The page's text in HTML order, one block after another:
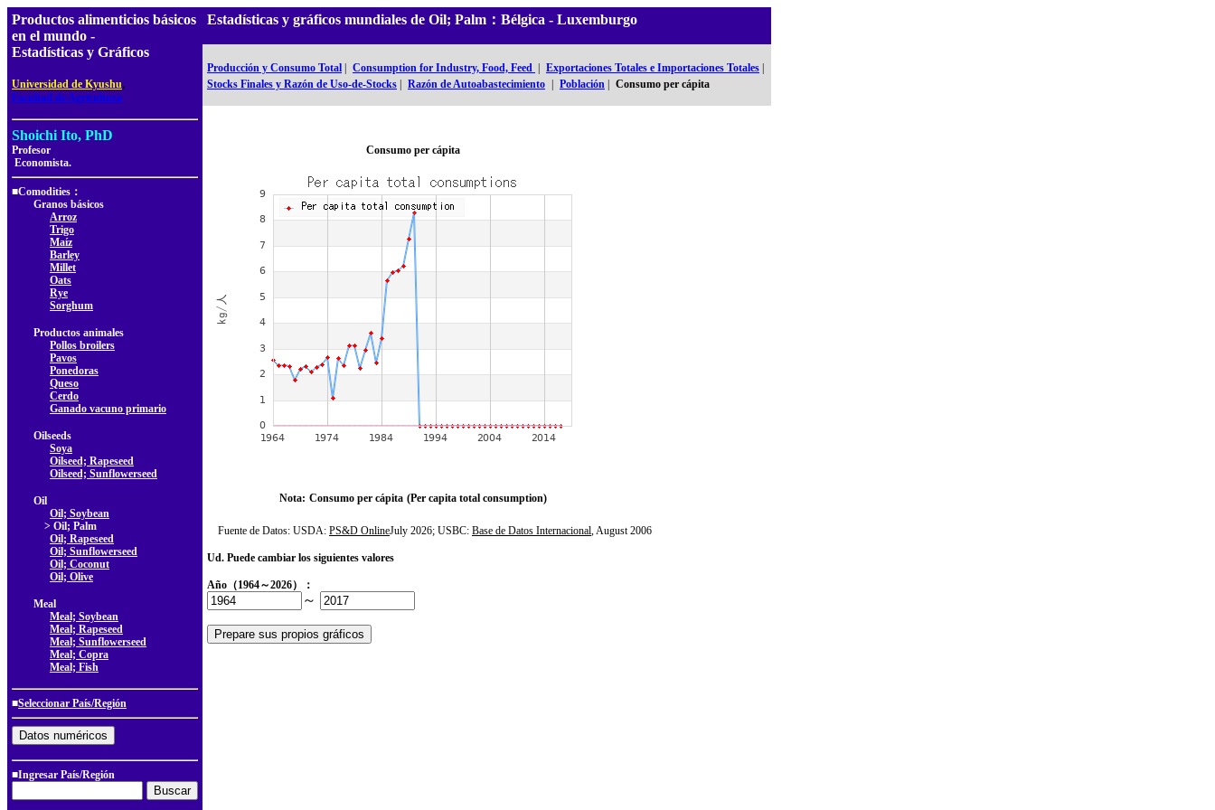
Productos alimenticios básicos
en el mundo -
Estadísticas y Gráficos
Universidad de Kyushu,
Facultad de Agricultura
Shoichi Ito, PhD
Profesor
Economista.
■Comodities：
Granos básicos
Arroz
Trigo
Maíz
Barley
Millet
Oats
Rye
Sorghum
Productos animales
Pollos broilers
Pavos
Ponedoras
Queso
Cerdo
Ganado vacuno primario
Oilseeds
Soya
Oilseed; Rapeseed
Oilseed; Sunflowerseed
Oil
Oil; Soybean
> Oil; Palm
Oil; Rapeseed
Oil; Sunflowerseed
Oil; Coconut
Oil; Olive
Meal
Meal; Soybean
Meal; Rapeseed
Meal; Sunflowerseed
Meal; Copra
Meal; Fish
■Seleccionar País/Región
■Ingresar País/Región
Estadísticas y gráficos mundiales de Oil; Palm：Bélgica - Luxemburgo
Producción y Consumo Total Consumption for Industry, Food, Feed Exportaciones Totales e Importaciones Totales
Stocks Finales y Razón de Uso-de-Stocks
Razón de Autoabastecimiento Población Consumo per cápita
Consumo per cápita
Nota: Consumo per cápita (Per capita total consumption)
Fuente de Datos: USDA: PS&D OnlineJuly 2026; USBC: Base de Datos Internacional, August 2006
Ud. Puede cambiar los siguientes valores
Año（1964～2026）：
～